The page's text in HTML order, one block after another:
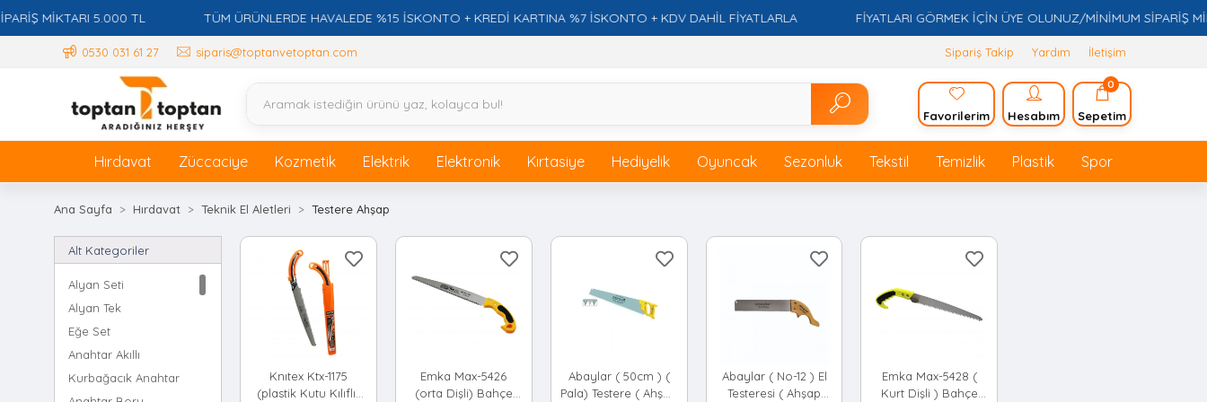
MİKTARI 5.000 TL TÜM ÜRÜNLERDE HAVALEDE %15 İSKONTO + KREDİ KARTINA %7 İSKONTO + KDV DAHİL FİYATLARLA FİYATLARI GÖRMEK İÇİN ÜYE OLUNUZ/MİNİMUM SİPARİŞ
0530 031 61 27 siparis@toptanvetoptan.com Sipariş Takip Yardım İletişim
Favorilerim Hesabım
0
Sepetim
Hırdavat Züccaciye Kozmetik Elektrik Elektronik Kırtasiye Hediyelik Oyuncak Sezonluk Tekstil Temizlik Plastik Spor
Ana Sayfa Hırdavat Teknik El Aletleri Testere Ahşap
Alt Kategoriler
Alyan Seti
Alyan Tek
Eğe Set
Anahtar Akıllı
Kurbağacık Anahtar
Knıtex Ktx-1175
(plastik Kutu Kılıflı)
Emka Max-5426
(orta Dişli) Bahçe
Abaylar ( 50cm ) (
Pala) Testere ( Ahşap
Abaylar ( No-12 ) El
Testeresi ( Ahşap
Emka Max-5428 (
Kurt Dişli ) Bahçe